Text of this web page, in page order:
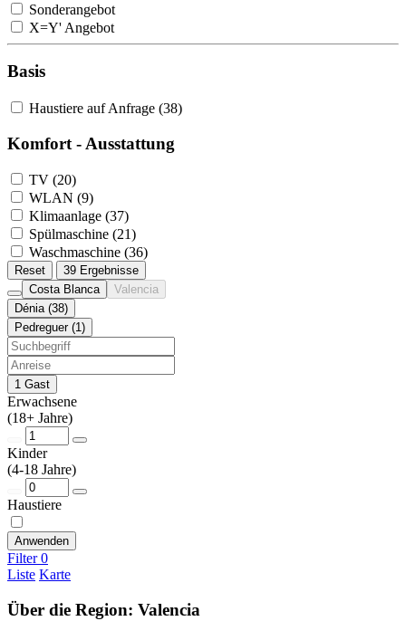
Sonderangebot
X=Y' Angebot
Basis
Haustiere auf Anfrage (38)
Komfort - Ausstattung
TV (20)
WLAN (9)
Klimaanlage (37)
Spülmaschine (21)
Waschmaschine (36)
Reset
39 Ergebnisse
Costa Blanca
Valencia
Dénia (38)
Pedreguer (1)
1 Gast
Erwachsene
(18+ Jahre)
Kinder
(4-18 Jahre)
Haustiere
Anwenden
Filter0
Liste Karte
Über die Region: Valencia